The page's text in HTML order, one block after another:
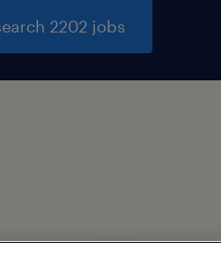
2202 jobs